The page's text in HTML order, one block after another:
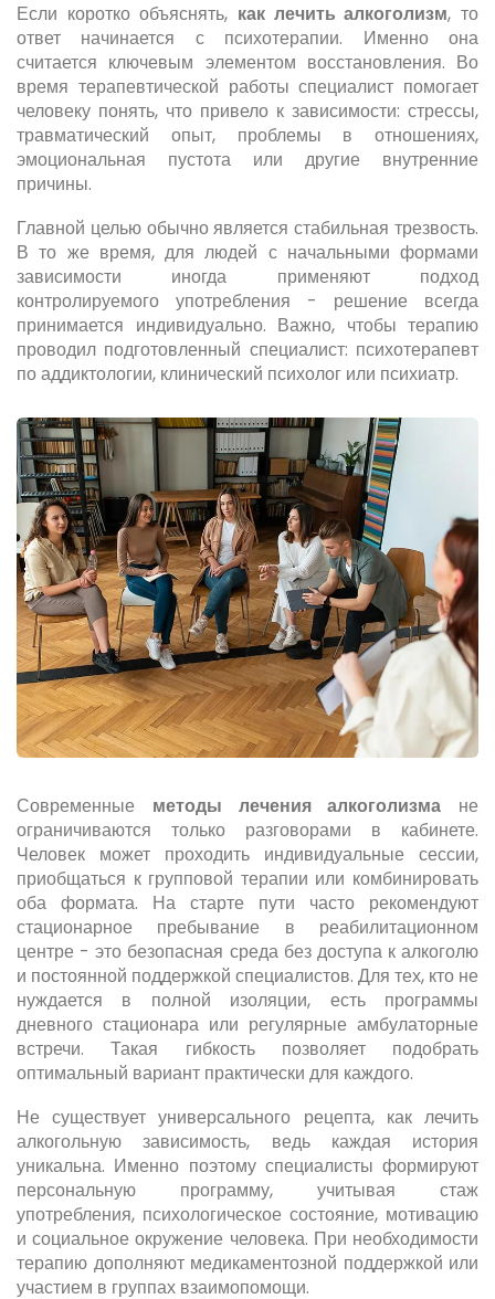
Если коротко объяснять, как лечить алкоголизм, то
ответ начинается с психотерапии. Именно она
считается ключевым элементом восстановления. Во
время терапевтической работы специалист помогает
человеку понять, что привело к зависимости: стрессы,
травматический опыт, проблемы в отношениях,
эмоциональная пустота или другие внутренние
причины.
Главной целью обычно является стабильная трезвость.
В то же время, для людей с начальными формами
зависимости иногда применяют подход
контролируемого употребления - решение всегда
принимается индивидуально. Важно, чтобы терапию
проводил подготовленный специалист: психотерапевт
по аддиктологии, клинический психолог или психиатр.
Современные методы лечения алкоголизма не
ограничиваются только разговорами в кабинете.
Человек может проходить индивидуальные сессии,
приобщаться к групповой терапии или комбинировать
оба формата. На старте пути часто рекомендуют
стационарное пребывание в реабилитационном
центре - это безопасная среда без доступа к алкоголю
и постоянной поддержкой специалистов. Для тех, кто не
нуждается в полной изоляции, есть программы
дневного стационара или регулярные амбулаторные
встречи. Такая гибкость позволяет подобрать
оптимальный вариант практически для каждого.
Не существует универсального рецепта, как лечить
алкогольную зависимость, ведь каждая история
уникальна. Именно поэтому специалисты формируют
персональную программу, учитывая стаж
употребления, психологическое состояние, мотивацию
и социальное окружение человека. При необходимости
терапию дополняют медикаментозной поддержкой или
участием в группах взаимопомощи.